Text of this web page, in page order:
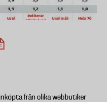
från olika webbutiker